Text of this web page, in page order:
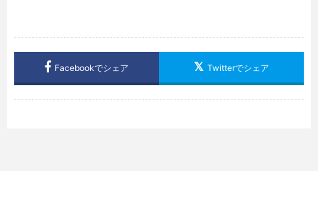
Facebookでシェア Twitterでシェア